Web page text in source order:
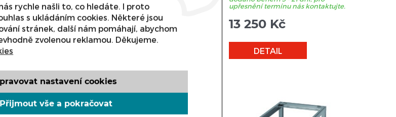
upřesnění termínu nás kontaktujte.
12 173Kč
upřesnění termínu nás kontaktujte.
13 250 Kč
DETAIL
rychle našli to, co hledáte. I proto
s ukládáním cookies. Některé jsou
stránek, další nám pomáhají, abychom
zvolenou reklamou. Děkujeme.
nastavení cookies
Přijmout vše a pokračovat